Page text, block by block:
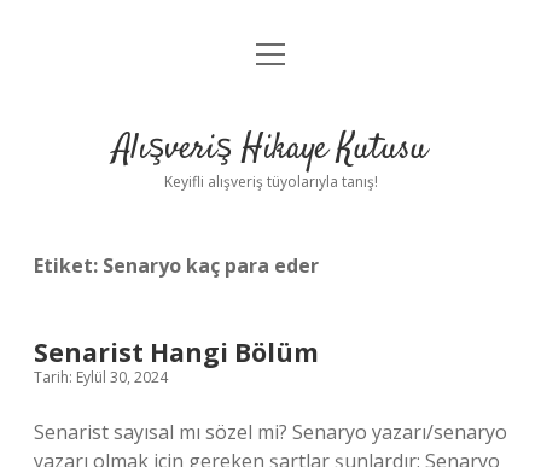
Anasayfa
Yasal Uyarı
menüyü
Alışveriş Hikaye Kutusu
Keyifli alışveriş tüyolarıyla tanış!
Etiket: Senaryo kaç para eder
Senarist Hangi Bölüm
Tarih: Eylül 30, 2024
Senarist sayısal mı sözel mi? Senaryo yazarı/senaryo
yazarı olmak için gereken şartlar şunlardır: Senaryo